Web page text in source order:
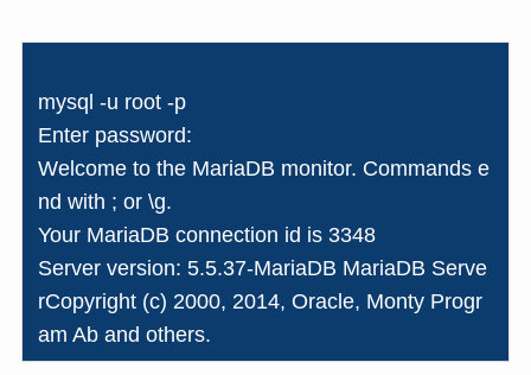
mysql -u root -p
Enter password:
Welcome to the MariaDB monitor. Commands e
nd with ; or \g.
Your MariaDB connection id is 3348
Server version: 5.5.37-MariaDB MariaDB Serve
rCopyright (c) 2000, 2014, Oracle, Monty Progr
am Ab and others.